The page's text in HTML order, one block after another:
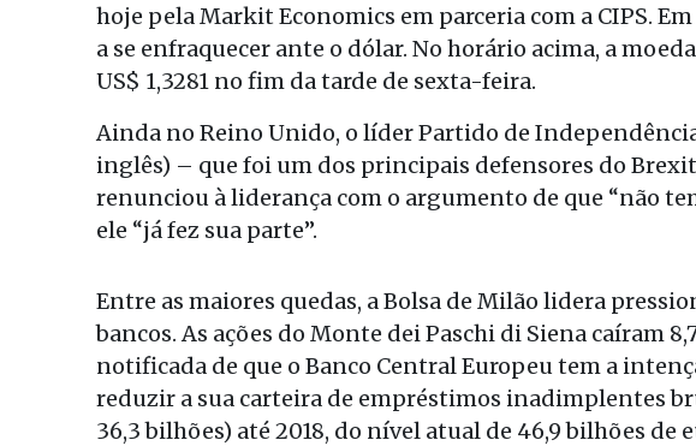
hoje pela Markit Economics em parceria com a CIPS.
a se enfraquecer ante o dólar. No horário acima, a
US$ 1,3281 no fim da tarde de sexta-feira.
Ainda no Reino Unido, o líder Partido de
inglês) – que foi um dos principais defensores do
renunciou à liderança com o argumento de que “não
ele “já fez sua parte”.
Entre as maiores quedas, a Bolsa de Milão lidera
bancos. As ações do Monte dei Paschi di Siena caíram
notificada de que o Banco Central Europeu tem a
reduzir a sua carteira de empréstimos inadimplentes
36,3 bilhões) até 2018, do nível atual de 46,9 bilhões de